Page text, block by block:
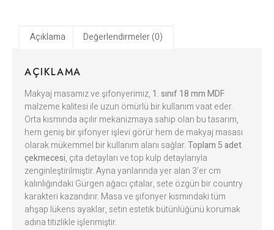
Açıklama Değerlendirmeler (0)
AÇIKLAMA
Makyaj masamız ve şifonyerimiz, 1. sınıf 18 mm MDF
malzeme kalitesi ile uzun ömürlü bir kullanım vaat eder.
Orta kısmında açılır mekanizmaya sahip olan bu tasarım,
hem geniş bir şifonyer işlevi görür hem de makyaj masası
olarak mükemmel bir kullanım alanı sağlar.Toplam 5 adet
çekmecesi, çıta detayları ve top kulp detaylarıyla
zenginleştirilmiştir. Ayna yanlarında yer alan 3’er cm
kalınlığındaki Gürgen ağacı çıtalar, sete özgün bir country
karakteri kazandırır. Masa ve şifonyer kısmındaki tüm
ahşap lükens ayaklar, setin estetik bütünlüğünü korumak
adına titizlikle işlenmiştir.